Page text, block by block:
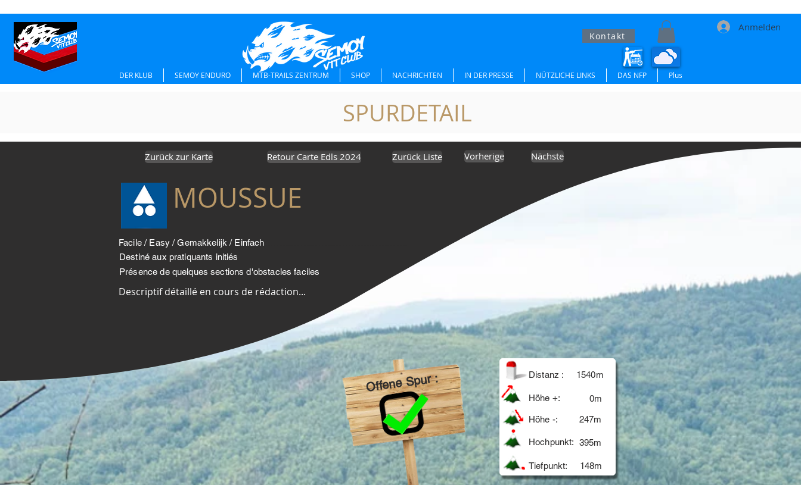
Anmelden
Kontakt
DER KLUB SEMOY ENDURO MTB-TRAILS ZENTRUM SHOP NACHRICHTEN IN DER PRESSE NÜTZLICHE LINKS DAS NFP Plus
SPURDETAIL
Zurück zur Karte Retour Carte Edls 2024 Zurück Liste Vorherige Nächste
MOUSSUE
Facile / Easy / Gemakkelijk / Einfach
Destiné aux pratiquants initiés
Présence de quelques sections d'obstacles faciles
Descriptif détaillé en cours de rédaction...
Offene Spur : 1540m
0m
Distanz :
Höhe +:
Höhe -: 247m
Hochpunkt: 395m
Tiefpunkt: 148m